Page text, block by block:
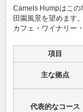
Camels Humpはこの
田園風景を望めます
カフェ・ワイナリー
項目
主な拠点
代表的なコース